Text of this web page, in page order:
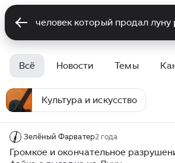
Всё Новости Темы
Культура и искусство
Зелёный Фарватер2 года
Громкое и окончательное